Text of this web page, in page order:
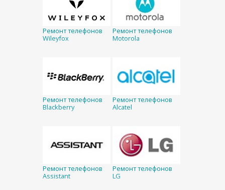
Ремонт телефонов
Wileyfox
Ремонт телефонов
Motorola
Ремонт телефонов
Blackberry
Ремонт телефонов
Alcatel
Ремонт телефонов
Assistant
Ремонт телефонов
LG